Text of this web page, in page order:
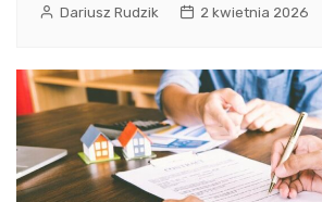
Dariusz Rudzik 2 kwietnia 2026